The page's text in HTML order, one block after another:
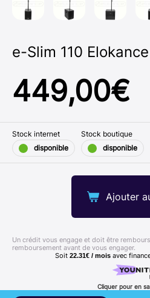
e-Slim 110 Elokance
449,00€
Ajouter
Soit 22.31€ / mois avec
Cliquer pour en
Un crédit vous engage et doit être
remboursement avant de vous engager.
Stock internet
disponible
Stock boutique
disponible